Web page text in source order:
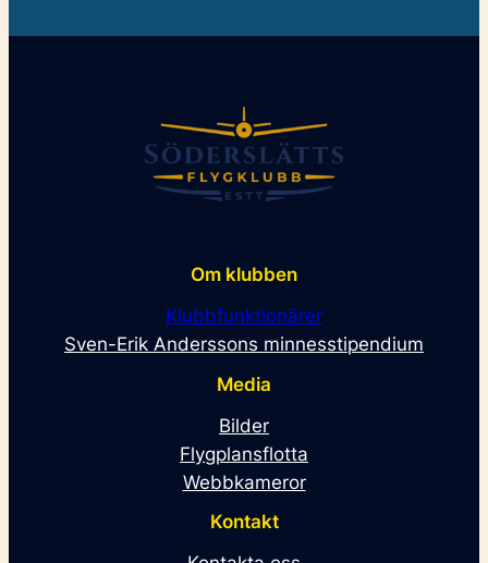
Om klubben
Klubbfunktionärer
Sven-Erik Anderssons minnesstipendium
Media
Bilder
Flygplansflotta
Webbkameror
Kontakt